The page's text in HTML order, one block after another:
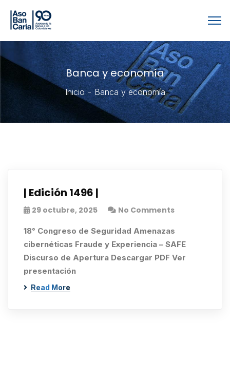
Banca y economía
Inicio Banca y economía
| Edición 1496 |
29 octubre, 2025 No Comments
18° Congreso de Seguridad Amenazas
cibernéticas Fraude y Experiencia – SAFE
Discurso de Apertura Descargar PDF Ver
presentación
Read More